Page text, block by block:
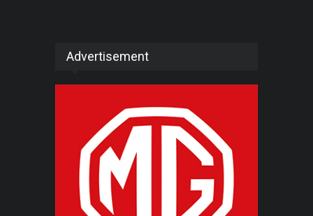
Advertisement